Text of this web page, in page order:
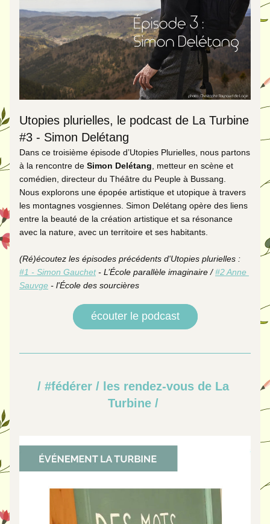
Utopies plurielles, le podcast de La Turbine
#3 - Simon Delétang
Dans ce troisième épisode d’Utopies Plurielles, nous partons
à la rencontre de Simon Delétang , metteur en scène et
comédien, directeur du Théâtre du Peuple à Bussang.
Nous explorons une épopée artistique et utopique à travers
les montagnes vosgiennes. Simon Delétang opère des liens
entre la beauté de la création artistique et sa résonance
avec la nature, avec un territoire et ses habitants.
#1 - Simon Gauchet - L’École parallèle imaginaire / #2 Anne
Sauvge - l'École des sourcières
écouter le podcast
/ #fédérer / les rendez-vous de La
Turbine /